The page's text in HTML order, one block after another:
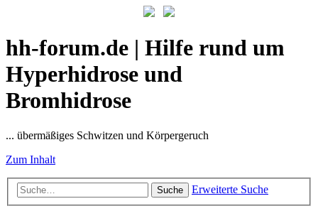
hh-forum.de | Hilfe rund um
Hyperhidrose und
Bromhidrose
... übermäßiges Schwitzen und Körpergeruch
Zum Inhalt
Suche Erweiterte Suche